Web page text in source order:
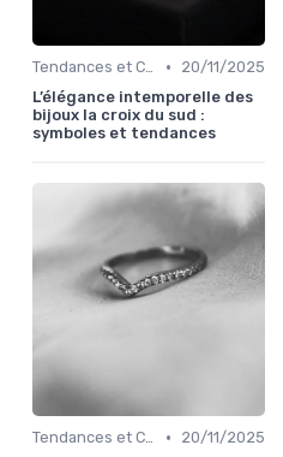
Tendances et Conseils de Style •
20/11/2025
L’élégance intemporelle des
bijoux la croix du sud :
symboles et tendances
Tendances et Conseils de Style •
20/11/2025